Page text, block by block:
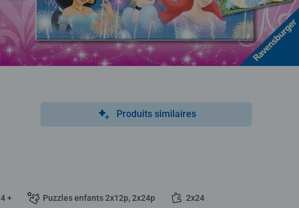
Produits similaires
4 + Puzzles enfants 2x12p, 2x24p
2x24